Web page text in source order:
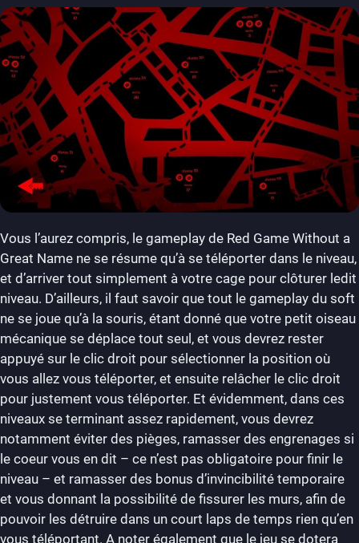
Vous l’aurez compris, le gameplay de Red Game Without a
Great Name ne se résume qu’à se téléporter dans le niveau,
et d’arriver tout simplement à votre cage pour clôturer ledit
niveau. D’ailleurs, il faut savoir que tout le gameplay du soft
ne se joue qu’à la souris, étant donné que votre petit oiseau
mécanique se déplace tout seul, et vous devrez rester
appuyé sur le clic droit pour sélectionner la position où
vous allez vous téléporter, et ensuite relâcher le clic droit
pour justement vous téléporter. Et évidemment, dans ces
niveaux se terminant assez rapidement, vous devrez
notamment éviter des pièges, ramasser des engrenages si
le coeur vous en dit – ce n’est pas obligatoire pour finir le
niveau – et ramasser des bonus d’invincibilité temporaire
et vous donnant la possibilité de fissurer les murs, afin de
pouvoir les détruire dans un court laps de temps rien qu’en
vous téléportant. A noter également que le jeu se dotera